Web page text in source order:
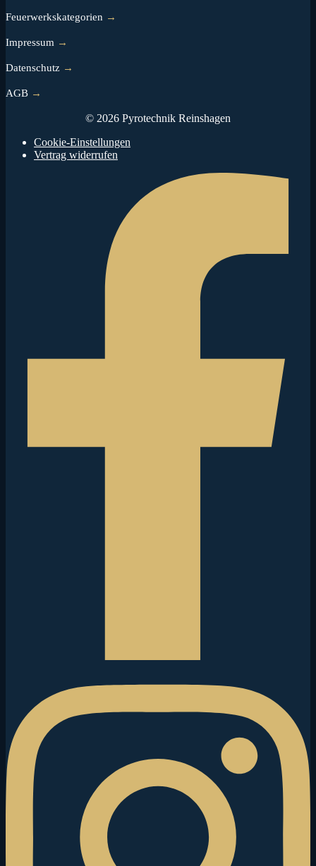
Feuerwerkskategorien →
Impressum →
Datenschutz →
AGB →
© 2026 Pyrotechnik Reinshagen
Cookie-Einstellungen
Vertrag widerrufen